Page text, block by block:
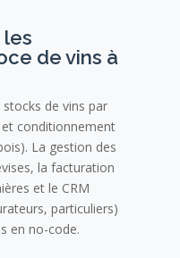
les
de vins à
de vins par
conditionnement
La gestion des
la facturation
et le CRM
particuliers)
en no-code.